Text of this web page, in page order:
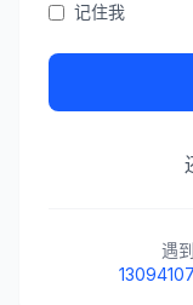
记住我
遇